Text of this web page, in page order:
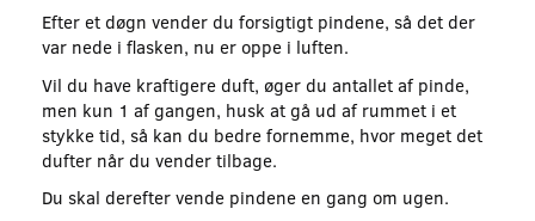
Efter et døgn vender du forsigtigt pindene, så det der
var nede i flasken, nu er oppe i luften.
Vil du have kraftigere duft, øger du antallet af pinde,
men kun 1 af gangen, husk at gå ud af rummet i et
stykke tid, så kan du bedre fornemme, hvor meget det
dufter når du vender tilbage.
Du skal derefter vende pindene en gang om ugen.